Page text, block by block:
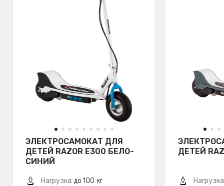
ЭЛЕКТРОСАМОКАТ ДЛЯ
ДЕТЕЙ RAZOR E300 БЕЛО-
СИНИЙ
Нагрузка: до 100 кг
ДЕТЕЙ